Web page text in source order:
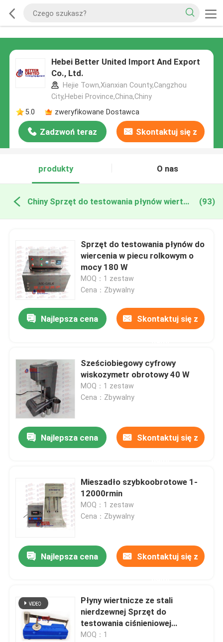
Hebei Better United Import And Export
Co., Ltd.
Hejie Town,Xianxian County,Cangzhou
City,Hebei Province,China,Chiny
5.0
zweryfikowane Dostawca
Zadzwoń teraz Skontaktuj się z
produkty
O nas
Chiny Sprzęt do testowania płynów wiertniczych (93)
Sprzęt do testowania płynów do
wiercenia w piecu rolkowym o
mocy 180 W
MOQ：1 zestaw
Cena：Zbywalny
Najlepsza cena Skontaktuj się z
Sześciobiegowy cyfrowy
wiskozymetr obrotowy 40 W
MOQ：1 zestaw
Cena：Zbywalny
Najlepsza cena Skontaktuj się z
Mieszadło szybkoobrotowe 1-
12000rmin
MOQ：1 zestaw
Cena：Zbywalny
Najlepsza cena Skontaktuj się z
Płyny wiertnicze ze stali
nierdzewnej Sprzęt do
testowania ciśnieniowej
równowagi błotnej
MOQ：1